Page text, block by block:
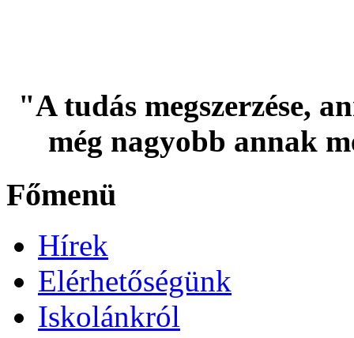
"A tudás megszerzése,
még nagyobb annak
Főmenü
Hírek
Elérhetőségünk
Iskolánkról